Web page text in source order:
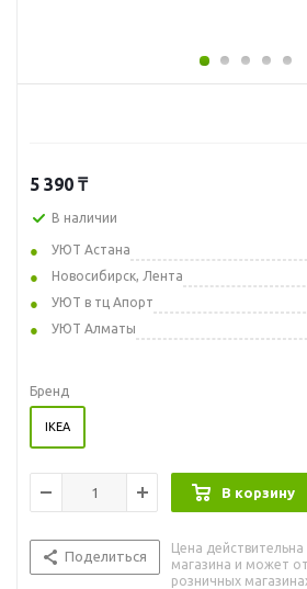
5 390 ₸
В наличии
УЮТ Астана
Новосибирск, Лента
УЮТ в тц Апорт
УЮТ Алматы
Бренд
IKEA
В корзину
Поделиться
Цена
магазина и может
розничных